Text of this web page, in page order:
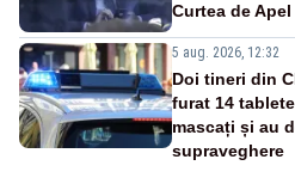
Curtea de
5 aug. 2026, 12:32
Doi tineri din
furat 14
mascați și au
supraveghere